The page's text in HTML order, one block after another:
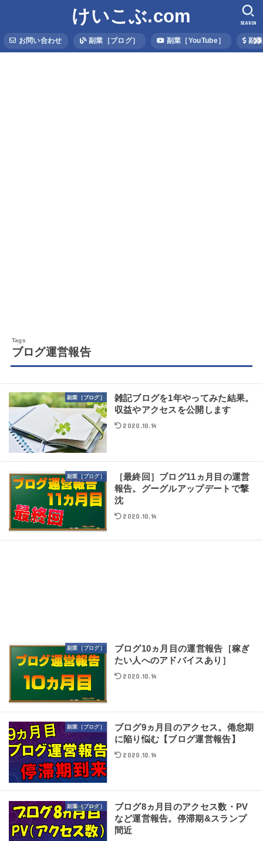
けいこぶ.com
お問い合わせ 副業［ブログ］ 副業［YouTube］ 副業
SEARCH
ブログ運営報告
副業［ブログ］
雑記ブログを1年やってみた結果。
収益やアクセスを公開します
2020.10.14
副業［ブログ］
［最終回］ブログ11ヵ月目の運営
報告。グーグルアップデートで撃
沈
2020.10.14
副業［ブログ］
ブログ10ヵ月目の運営報告［稼ぎ
たい人へのアドバイスあり］
2020.10.14
副業［ブログ］
ブログ9ヵ月目のアクセス。倦怠期
に陥り悩む【ブログ運営報告】
2020.10.14
副業［ブログ］
ブログ8ヵ月目のアクセス数・PV
など運営報告。停滞期&スランプ
間近